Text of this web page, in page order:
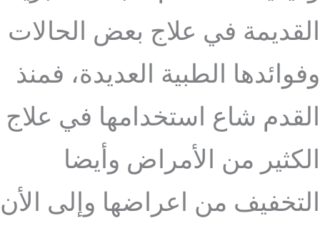
القديمة في علاج بعض الحالات
وفوائدها الطبية العديدة، فمنذ
القدم شاع استخدامها في علاج
الكثير من الأمراض وأيضا
التخفيف من اعراضها وإلى الأن